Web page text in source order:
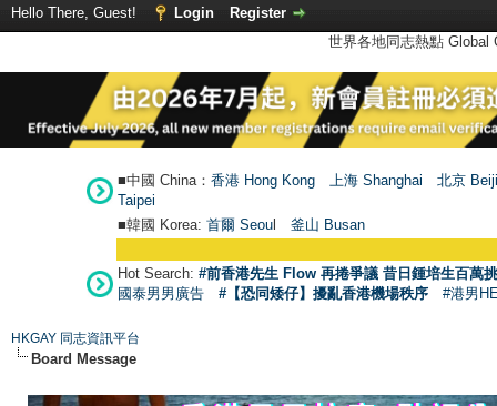
Hello There, Guest! Login
Register
世界各地同志熱點
■中國 China： 香港 Hong Kong 上海 Shanghai
北京
Taipei
■韓國 Korea: 首爾 Seoul 釜山 Busan
Hot Search: #前香港先生 Flow 再捲爭議 昔日鍾培生百萬
國泰男男廣告
#【恐同矮仔】擾亂香港機場秩序 #港男
HKGAY 同志資訊平台
Board Message